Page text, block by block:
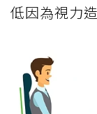
低因為視力